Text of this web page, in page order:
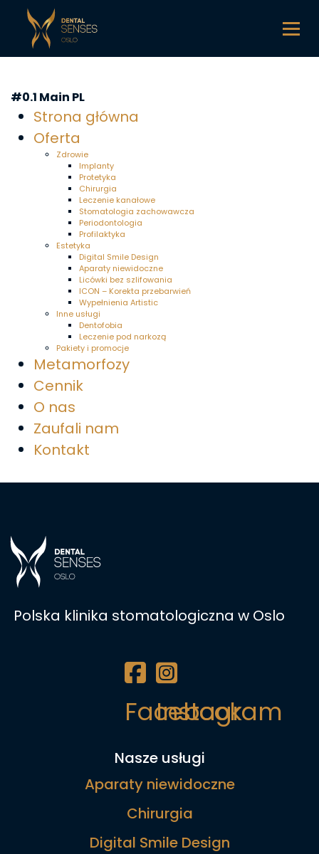
#0.1 Main PL
Strona główna
Oferta
Zdrowie
Implanty
Protetyka
Chirurgia
Leczenie kanałowe
Stomatologia zachowawcza
Periodontologia
Profilaktyka
Estetyka
Digital Smile Design
Aparaty niewidoczne
Licówki bez szlifowania
ICON – Korekta przebarwień
Wypełnienia Artistic
Inne usługi
Dentofobia
Leczenie pod narkozą
Pakiety i promocje
Metamorfozy
Cennik
O nas
Zaufali nam
Kontakt
Polska klinika stomatologiczna w Oslo
Facebook
Instagram
Nasze usługi
Aparaty niewidoczne
Chirurgia
Digital Smile Design